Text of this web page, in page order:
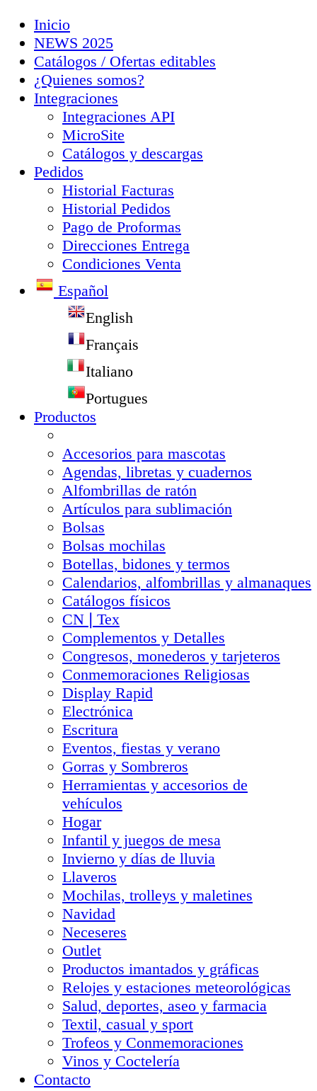
Inicio
NEWS 2025
Catálogos / Ofertas editables
¿Quienes somos?
Integraciones
Integraciones API
MicroSite
Catálogos y descargas
Pedidos
Historial Facturas
Historial Pedidos
Pago de Proformas
Direcciones Entrega
Condiciones Venta
Español
English
Français
Italiano
Portugues
Productos
Accesorios para mascotas
Agendas, libretas y cuadernos
Alfombrillas de ratón
Artículos para sublimación
Bolsas
Bolsas mochilas
Botellas, bidones y termos
Calendarios, alfombrillas y almanaques
Catálogos físicos
CN❘Tex
Complementos y Detalles
Congresos, monederos y tarjeteros
Conmemoraciones Religiosas
Display Rapid
Electrónica
Escritura
Eventos, fiestas y verano
Gorras y Sombreros
Herramientas y accesorios de
vehículos
Hogar
Infantil y juegos de mesa
Invierno y días de lluvia
Llaveros
Mochilas, trolleys y maletines
Navidad
Neceseres
Outlet
Productos imantados y gráficas
Relojes y estaciones meteorológicas
Salud, deportes, aseo y farmacia
Textil, casual y sport
Trofeos y Conmemoraciones
Vinos y Coctelería
Contacto